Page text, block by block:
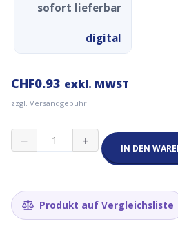
sofort lieferbar
digital
CHF0.93 exkl. MWST
zzgl. Versandgebühr
−
Verschweissung
Parallel
+ IN DEN
Produkt auf Vergleichsliste